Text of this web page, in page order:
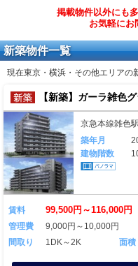
掲載物件以外にも
お気軽にお
新築物件一覧
現在東京・横浜・その他エリアの
【新築】ガーラ雑色
京急本線雑色
築年月
建物階数
賃料 99,500円～116,000円
管理費
9,000円～10,000円
間取り
1DK～2K 面積